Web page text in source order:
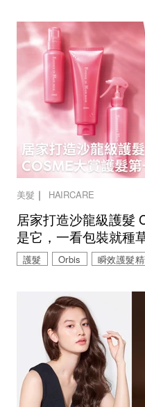
美髮 ｜ HAIRCARE
居家打造沙龍級護髮
是它，一看包裝就種
護髮 Orbis 瞬效護髮